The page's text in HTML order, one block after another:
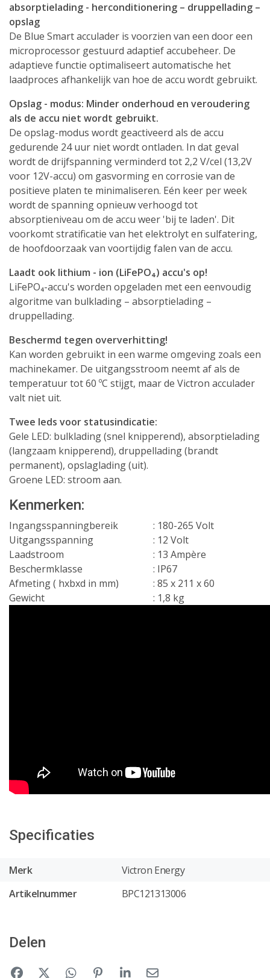
absorptielading - herconditionering – druppellading –
opslag
De Blue Smart acculader is voorzien van een door een
microprocessor gestuurd adaptief accubeheer. De
adaptieve functie optimaliseert automatische het
laadproces afhankelijk van hoe de accu wordt gebruikt.
Opslag - modus: Minder onderhoud en veroudering
als de accu niet wordt gebruikt.
De opslag-modus wordt geactiveerd als de accu
gedurende 24 uur niet wordt ontladen. In dat geval
wordt de drijfspanning verminderd tot 2,2 V/cel (13,2V
voor 12V-accu) om gasvorming en corrosie van de
positieve platen te minimaliseren. Eén keer per week
wordt de spanning opnieuw verhoogd tot
absorptieniveau om de accu weer 'bij te laden'. Dit
voorkomt stratificatie van het elektrolyt en sulfatering,
de hoofdoorzaak van voortijdig falen van de accu.
Laadt ook lithium - ion (LiFePO₄) accu's op!
LiFePO₄-accu's worden opgeladen met een eenvoudig
algoritme van bulklading – absorptielading –
druppellading.
Beschermd tegen oververhitting!
Kan worden gebruikt in een warme omgeving zoals een
machinekamer. De uitgangsstroom neemt af als de
temperatuur tot 60 ºC stijgt, maar de Victron acculader
valt niet uit.
Twee leds voor statusindicatie:
Gele LED: bulklading (snel knipperend), absorptielading
(langzaam knipperend), druppellading (brandt
permanent), opslaglading (uit).
Groene LED: stroom aan.
Kenmerken:
Ingangsspanningbereik
: 180-265 Volt
Uitgangsspanning
: 12 Volt
Laadstroom
: 13 Ampère
Beschermklasse
: IP67
Afmeting ( hxbxd in mm)
: 85 x 211 x 60
Gewicht
: 1,8 kg
Specificaties
Merk
Victron Energy
Artikelnummer
BPC121313006
Delen